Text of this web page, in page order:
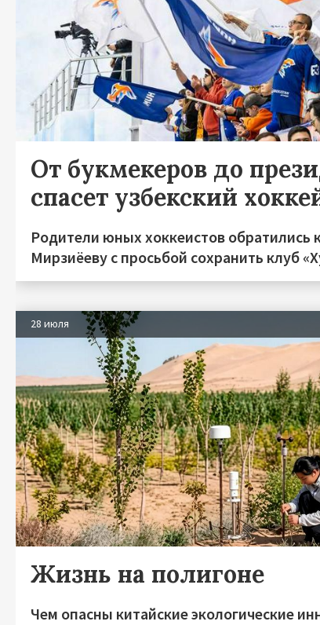
От букмекеров до
спасет узбекский
Родители юных хоккеистов обратились
Мирзиёеву с просьбой сохранить клуб
28 июля
Жизнь на полигоне
Чем опасны китайские экологические